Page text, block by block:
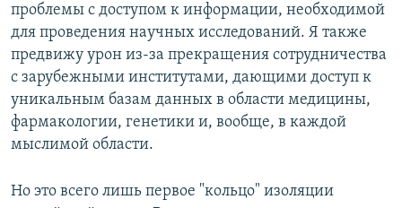
проблемы с доступом к информации, необходимой
для проведения научных исследований. Я также
предвижу урон из-за прекращения сотрудничества
с зарубежными институтами, дающими доступ к
уникальным базам данных в области медицины,
фармакологии, генетики и, вообще, в каждой
мыслимой области.
Но это всего лишь первое "кольцо" изоляции